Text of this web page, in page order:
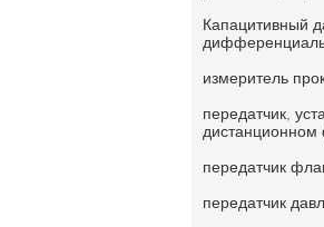
Капацитивный
измеритель
передатчик,
передатчик
передатчик